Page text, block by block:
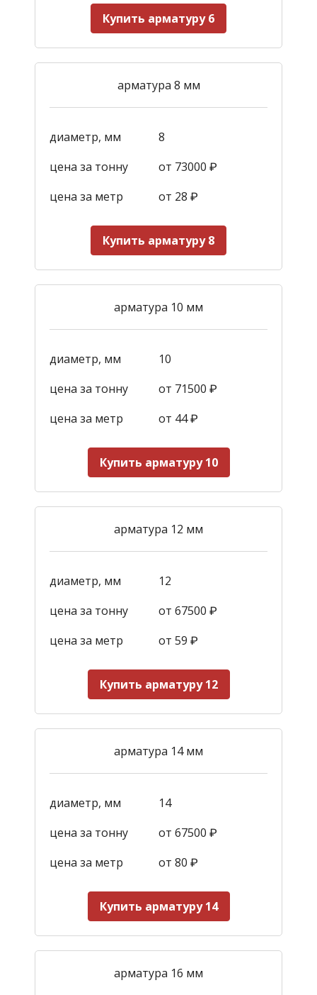
Купить арматуру 6
арматура 8 мм
диаметр, мм
8
цена за тонну
от 73000 ₽
цена за метр
от 28 ₽
Купить арматуру 8
арматура 10 мм
диаметр, мм
10
цена за тонну
от 71500 ₽
цена за метр
от 44₽
Купить арматуру 10
арматура 12 мм
диаметр, мм
12
цена за тонну
от 67500 ₽
цена за метр
от 59 ₽
Купить арматуру 12
арматура 14 мм
диаметр, мм
14
цена за тонну
от 67500 ₽
цена за метр
от 80 ₽
Купить арматуру 14
арматура 16 мм